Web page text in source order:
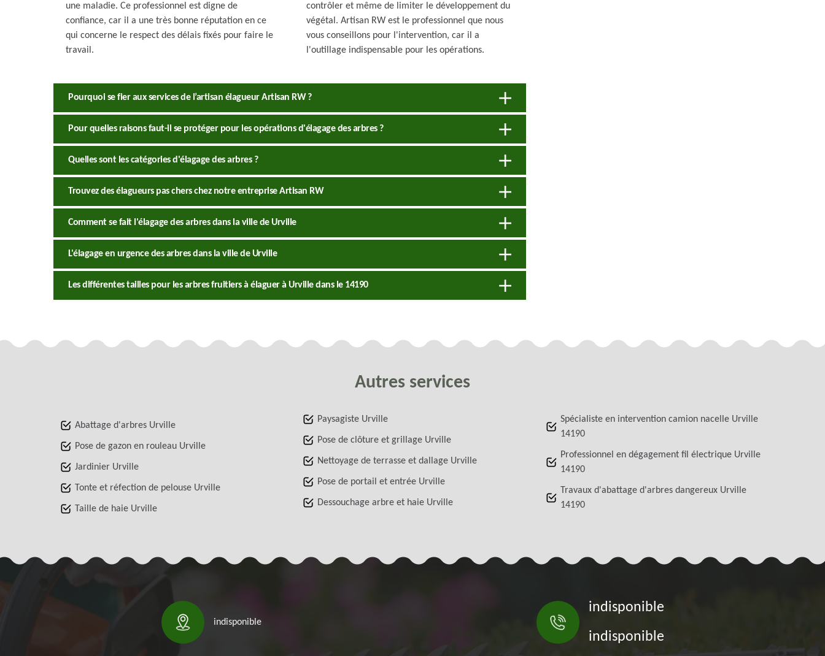
une maladie. Ce professionnel est digne de
confiance, car il a une très bonne réputation en ce
qui concerne le respect des délais fixés pour faire le
travail.
contrôler et même de limiter le développement du
végétal. Artisan RW est le professionnel que nous
vous conseillons pour l'intervention, car il a
l'outillage indispensable pour les opérations.
Pourquoi se fier aux services de l’artisan élagueur Artisan RW ?
Pour quelles raisons faut-il se protéger pour les opérations d'élagage des arbres ?
Quelles sont les catégories d'élagage des arbres ?
Trouvez des élagueurs pas chers chez notre entreprise Artisan RW
Comment se fait l'élagage des arbres dans la ville de Urville
L'élagage en urgence des arbres dans la ville de Urville
Les différentes tailles pour les arbres fruitiers à élaguer à Urville dans le 14190
Autres services
Abattage d'arbres Urville
Pose de gazon en rouleau Urville
Jardinier Urville
Tonte et réfection de pelouse Urville
Taille de haie Urville
Paysagiste Urville
Pose de clôture et grillage Urville
Nettoyage de terrasse et dallage Urville
Pose de portail et entrée Urville
Dessouchage arbre et haie Urville
Spécialiste en intervention camion nacelle Urville
14190
Professionnel en dégagement fil électrique Urville
14190
Travaux d'abattage d'arbres dangereux Urville
14190
indisponible
indisponible
indisponible